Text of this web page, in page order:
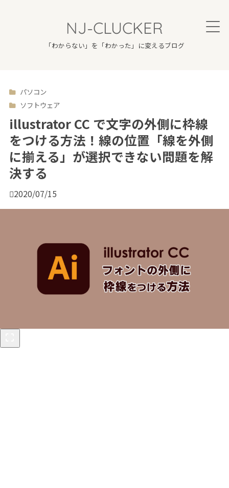
NJ-CLUCKER
「わからない」を「わかった」に変えるブログ
パソコン
ソフトウェア
illustrator CC で文字の外側に枠線
をつける方法！線の位置「線を外側
に揃える」が選択できない問題を解
決する
2020/07/15